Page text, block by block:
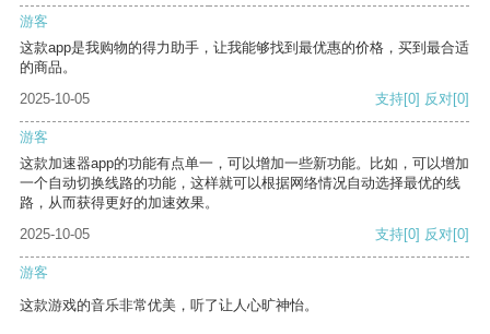
游客
这款app是我购物的得力助手，让我能够找到最优惠的价格，买到最合适
的商品。
2025-10-05
支持[0] 反对[0]
游客
这款加速器app的功能有点单一，可以增加一些新功能。比如，可以增加
一个自动切换线路的功能，这样就可以根据网络情况自动选择最优的线
路，从而获得更好的加速效果。
2025-10-05
支持[0] 反对[0]
游客
这款游戏的音乐非常优美，听了让人心旷神怡。